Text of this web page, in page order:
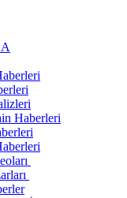
Haberleri